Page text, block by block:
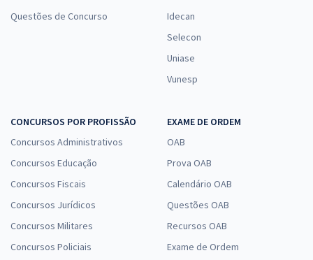
Questões de Concurso
Idecan
Selecon
Uniase
Vunesp
CONCURSOS POR PROFISSÃO
Concursos Administrativos
Concursos Educação
Concursos Fiscais
Concursos Jurídicos
Concursos Militares
Concursos Policiais
EXAME DE ORDEM
OAB
Prova OAB
Calendário OAB
Questões OAB
Recursos OAB
Exame de Ordem